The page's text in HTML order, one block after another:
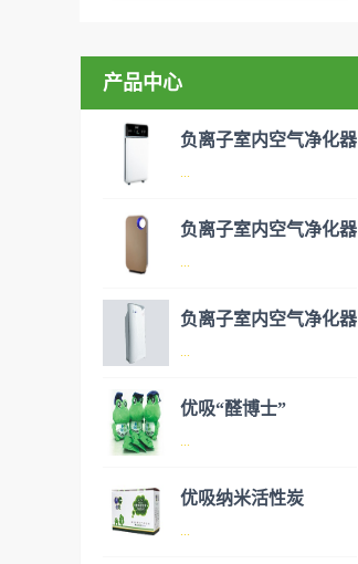
产品中心
负离子室内空气净化器
...
般包括PM2.5、粉尘、花粉、
高空气清洁度的效果。主要功
能：除甲醛/除异味/杀菌应用
所、使用方法：见产品说明手
册
负离子室内空气净化器
...
般包括PM2.5、粉尘、花粉、
高空气清洁度的效果。主要功
能：除甲醛/除异味/杀菌应用
负离子室内空气净化器
...
般包括PM2.5、粉尘、花粉、
优吸“醛博士”
...
优吸纳米活性炭
...